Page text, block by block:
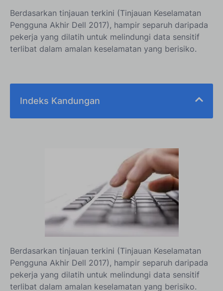
Berdasarkan tinjauan terkini (Tinjauan Keselamatan
Pengguna Akhir Dell 2017), hampir separuh daripada
pekerja yang dilatih untuk melindungi data sensitif
terlibat dalam amalan keselamatan yang berisiko.
Indeks Kandungan
Berdasarkan tinjauan terkini (Tinjauan Keselamatan
Pengguna Akhir Dell 2017), hampir separuh daripada
pekerja yang dilatih untuk melindungi data sensitif
terlibat dalam amalan keselamatan yang berisiko.